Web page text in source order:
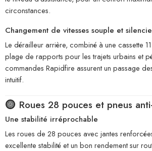
circonstances.
Changement de vitesses souple et
Le dérailleur arrière, combiné à une cassette
plage de rapports pour les trajets urbains et
commandes Rapidfire assurent un passage
intuitif.
Roues 28 pouces et pneus
Une stabilité irréprochable
Les roues de 28 pouces avec jantes
excellente stabilité et un bon rendement sur